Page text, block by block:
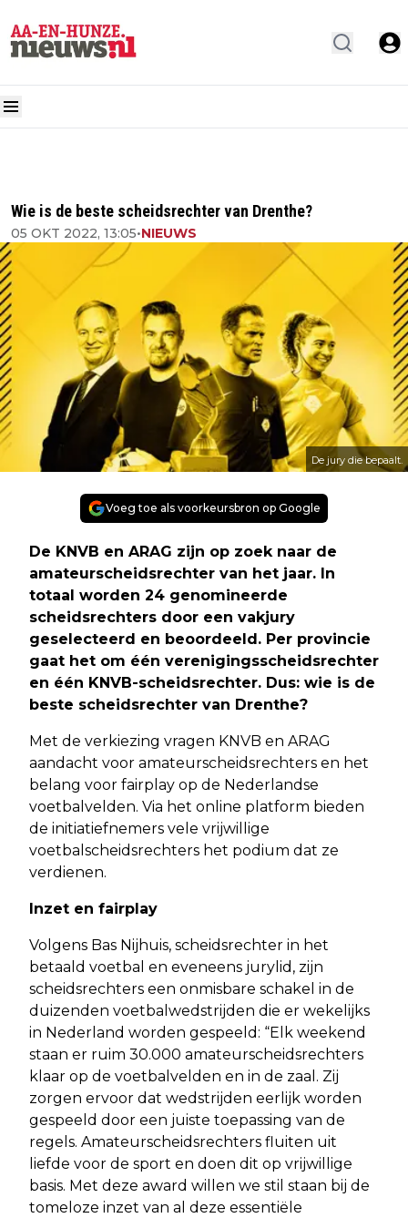
Wie is de beste scheidsrechter van Drenthe?
05 OKT 2022, 13:05•NIEUWS
De jury die bepaalt.
Voeg toe als voorkeursbron op Google
De KNVB en ARAG zijn op zoek naar de
amateurscheidsrechter van het jaar. In
totaal worden 24 genomineerde
scheidsrechters door een vakjury
geselecteerd en beoordeeld. Per provincie
gaat het om één verenigingsscheidsrechter
en één KNVB-scheidsrechter. Dus: wie is de
beste scheidsrechter van Drenthe?
Met de verkiezing vragen KNVB en ARAG
aandacht voor amateurscheidsrechters en het
belang voor fairplay op de Nederlandse
voetbalvelden. Via het online platform bieden
de initiatiefnemers vele vrijwillige
voetbalscheidsrechters het podium dat ze
verdienen.
Inzet en fairplay
Volgens Bas Nijhuis, scheidsrechter in het
betaald voetbal en eveneens jurylid, zijn
scheidsrechters een onmisbare schakel in de
duizenden voetbalwedstrijden die er wekelijks
in Nederland worden gespeeld: “Elk weekend
staan er ruim 30.000 amateurscheidsrechters
klaar op de voetbalvelden en in de zaal. Zij
zorgen ervoor dat wedstrijden eerlijk worden
gespeeld door een juiste toepassing van de
regels. Amateurscheidsrechters fluiten uit
liefde voor de sport en doen dit op vrijwillige
basis. Met deze award willen we stil staan bij de
tomeloze inzet van al deze essentiële